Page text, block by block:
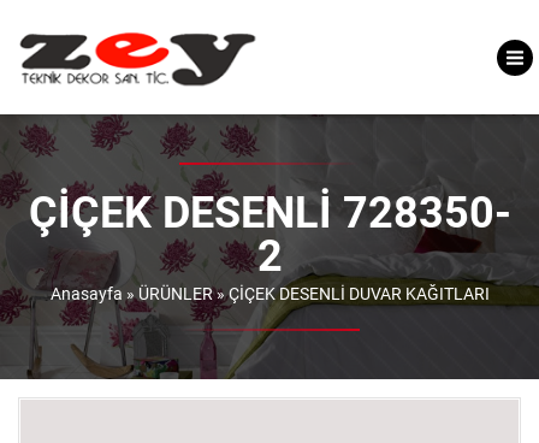
ÇİÇEK DESENLİ 728350-
2
Anasayfa »ÜRÜNLER»ÇİÇEK DESENLİ DUVAR KAĞITLARI